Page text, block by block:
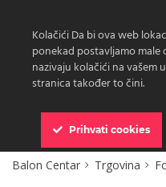
Balon Centar Trgovina
Kolačići Da bi ova web
ponekad postavljamo
nazivaju kolačići na vašem
stranica također to čini.
Prihvati cookies